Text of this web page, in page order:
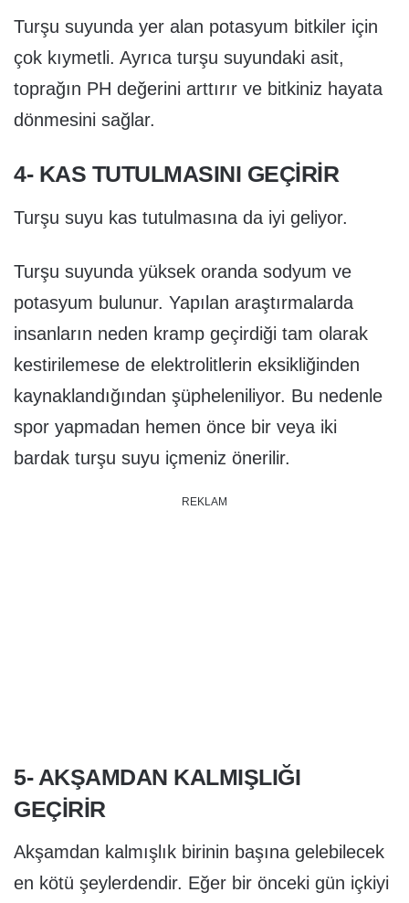
Turşu suyunda yer alan potasyum bitkiler için
çok kıymetli. Ayrıca turşu suyundaki asit,
toprağın PH değerini arttırır ve bitkiniz hayata
dönmesini sağlar.
4- KAS TUTULMASINI GEÇIRIR
Turşu suyu kas tutulmasına da iyi geliyor.
Turşu suyunda yüksek oranda sodyum ve
potasyum bulunur. Yapılan araştırmalarda
insanların neden kramp geçirdiği tam olarak
kestirilemese de elektrolitlerin eksikliğinden
kaynaklandığından şüpheleniliyor. Bu nedenle
spor yapmadan hemen önce bir veya iki
bardak turşu suyu içmeniz önerilir.
REKLAM
5- AKŞAMDAN KALMIŞLIĞI
GEÇIRIR
Akşamdan kalmışlık birinin başına gelebilecek
en kötü şeylerdendir. Eğer bir önceki gün içkiyi